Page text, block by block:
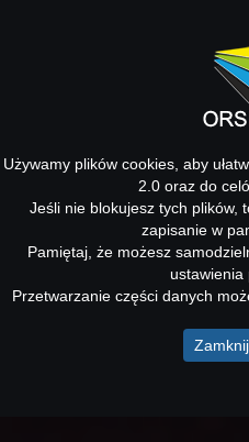
Używamy plików cookies, aby
2.0 oraz do
Jeśli nie blokujesz tych plików,
zapisanie w
Pamiętaj, że możesz
ustawienia
Przetwarzanie części danych